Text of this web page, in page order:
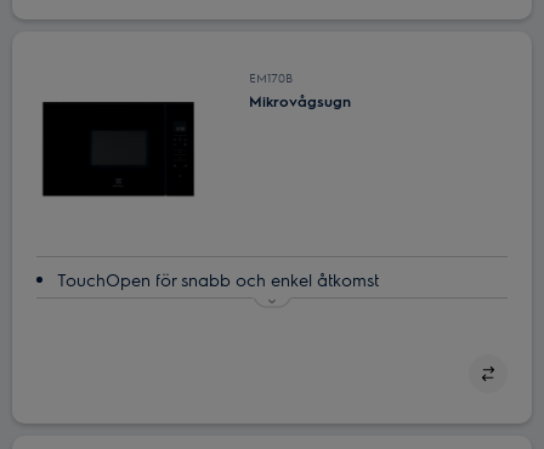
EM170B
Mikrovågsugn
TouchOpen för snabb och enkel åtkomst
TouchOpen ger enkel åtkomst